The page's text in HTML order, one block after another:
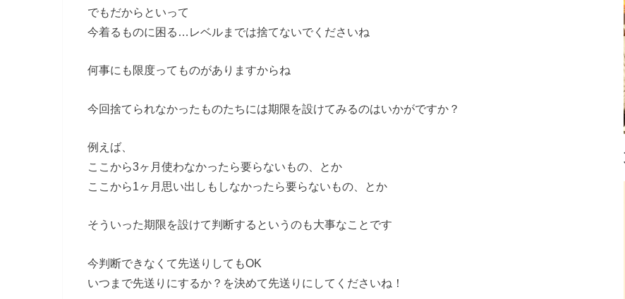
でもだからといって
今着るものに困る…レベルまでは捨てないでくださいね
何事にも限度ってものがありますからね
今回捨てられなかったものたちには期限を設けてみるのはいかがですか？
例えば、
ここから3ヶ月使わなかったら要らないもの、とか
ここから1ヶ月思い出しもしなかったら要らないもの、とか
そういった期限を設けて判断するというのも大事なことです
今判断できなくて先送りしてもOK
いつまで先送りにするか？を決めて先送りにしてくださいね！